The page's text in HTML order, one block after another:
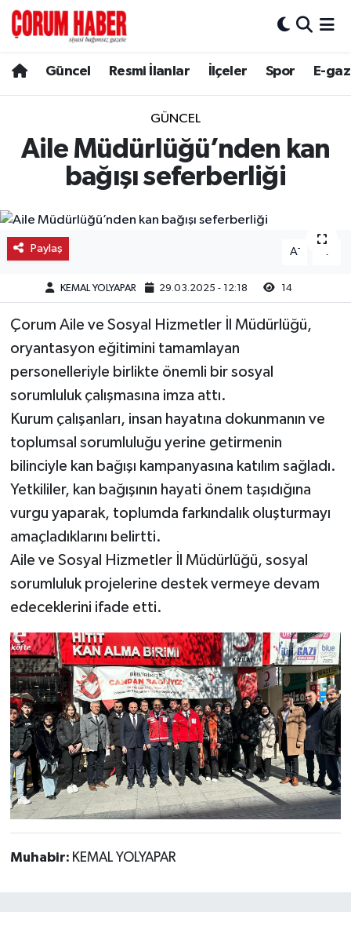
Güncel Resmi İlanlar İlçeler Spor E-
GÜNCEL
Aile Müdürlüğü’nden kan
bağışı seferberliği
Paylaş A- A
KEMAL YOLYAPAR 29.03.2025 - 12:18 14
Çorum Aile ve Sosyal Hizmetler İl Müdürlüğü,
oryantasyon eğitimini tamamlayan
personelleriyle birlikte önemli bir sosyal
sorumluluk çalışmasına imza attı.
Kurum çalışanları, insan hayatına dokunmanın ve
toplumsal sorumluluğu yerine getirmenin
bilinciyle kan bağışı kampanyasına katılım sağladı.
Yetkililer, kan bağışının hayati önem taşıdığına
vurgu yaparak, toplumda farkındalık oluşturmayı
amaçladıklarını belirtti.
Aile ve Sosyal Hizmetler İl Müdürlüğü, sosyal
sorumluluk projelerine destek vermeye devam
edeceklerini ifade etti.
Muhabir: KEMAL YOLYAPAR
Spor
Resmi İlanlar
Alaca
Bayat
Boğazkale
Dodurga
Kargı
Laçin
Mecitözü
Oğuzlar
Ortaköy
Osmancık
Uğurludağ
Sağlık
Hava Durumu
Çorum Namaz Vakitleri
Trafik Durumu
Süper Lig Puan Durumu ve Fikstür
Tüm Manşetler
Son Dakika Haberleri
Haber Arşivi